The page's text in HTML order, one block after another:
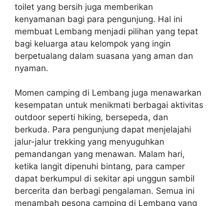
toilet yang bersih juga memberikan
kenyamanan bagi para pengunjung. Hal ini
membuat Lembang menjadi pilihan yang tepat
bagi keluarga atau kelompok yang ingin
berpetualang dalam suasana yang aman dan
nyaman.
Momen camping di Lembang juga menawarkan
kesempatan untuk menikmati berbagai aktivitas
outdoor seperti hiking, bersepeda, dan
berkuda. Para pengunjung dapat menjelajahi
jalur-jalur trekking yang menyuguhkan
pemandangan yang menawan. Malam hari,
ketika langit dipenuhi bintang, para camper
dapat berkumpul di sekitar api unggun sambil
bercerita dan berbagi pengalaman. Semua ini
menambah pesona camping di Lembang yang